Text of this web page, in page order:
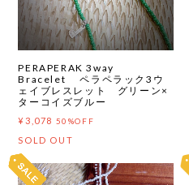
PERAPERAK 3way
Bracelet ペラペラック3ウ
ェイブレスレット グリーン×
ターコイズブルー
¥3,078 50%OFF
SOLD OUT